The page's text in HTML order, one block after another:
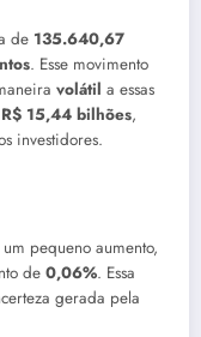
de 135.640,67
. Esse movimento
volátil a essas
R$ 15,44 bilhões,
investidores.
um pequeno aumento,
de 0,06%. Essa
gerada pela